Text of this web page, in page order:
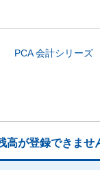
PCA 会計シリーズ
が登録できませ